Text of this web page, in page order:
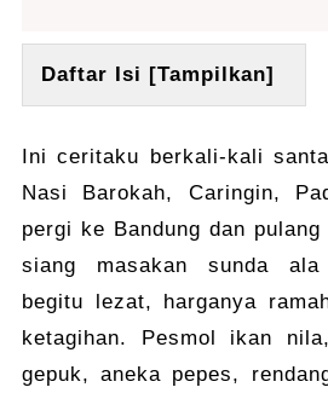
Daftar Isi [Tampilkan]
Ini ceritaku berkali-kali
Nasi Barokah, Caringin,
pergi ke Bandung dan
siang masakan sunda ala
begitu lezat, harganya
ketagihan. Pesmol ikan
gepuk, aneka pepes,